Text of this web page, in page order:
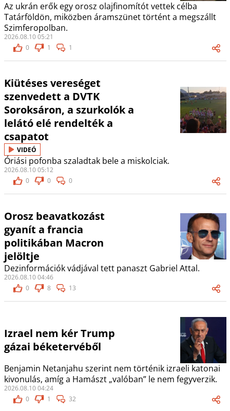
Az ukrán erők egy orosz olajfinomítót vettek célba
Tatárföldön, miközben áramszünet történt a megszállt
Szimferopolban.
2026.08.10 05:21
0
1 1
Kiütéses vereséget
szenvedett a DVTK
Soroksáron, a szurkolók a
lelátó elé rendelték a
csapatot
VIDEÓ
Óriási pofonba szaladtak bele a miskolciak.
2026.08.10 05:12
0
0 0
Orosz beavatkozást
gyanít a francia
politikában Macron
jelöltje
Dezinformációk vádjával tett panaszt Gabriel Attal.
2026.08.10 04:46
0
8 13
Izrael nem kér Trump
gázai béketervéből
Benjamin Netanjahu szerint nem történik izraeli katonai
kivonulás, amíg a Hamászt „valóban” le nem fegyverzik.
2026.08.10 04:24
0
1 32